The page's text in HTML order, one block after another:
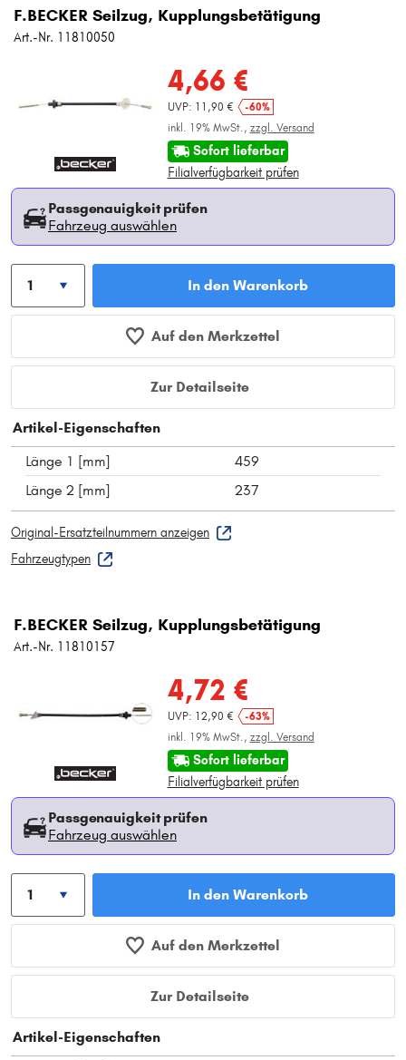
F.BECKER Seilzug, Kupplungsbetätigung
Art.-Nr. 11810050
4,66 €
UVP: 11,90 €
-60%
inkl. 19% MwSt., zzgl. Versand
Sofort lieferbar
Filialverfügbarkeit prüfen
Passgenauigkeit prüfen
Fahrzeug auswählen
In den Warenkorb
Auf den Merkzettel
Zur Detailseite
Artikel-Eigenschaften
Länge 1 [mm]
459
Länge 2 [mm]
237
Original-Ersatzteilnummern anzeigen
Fahrzeugtypen
F.BECKER Seilzug, Kupplungsbetätigung
Art.-Nr. 11810157
4,72 €
UVP: 12,90 €
-63%
inkl. 19% MwSt., zzgl. Versand
Sofort lieferbar
Filialverfügbarkeit prüfen
Passgenauigkeit prüfen
Fahrzeug auswählen
In den Warenkorb
Auf den Merkzettel
Zur Detailseite
Artikel-Eigenschaften